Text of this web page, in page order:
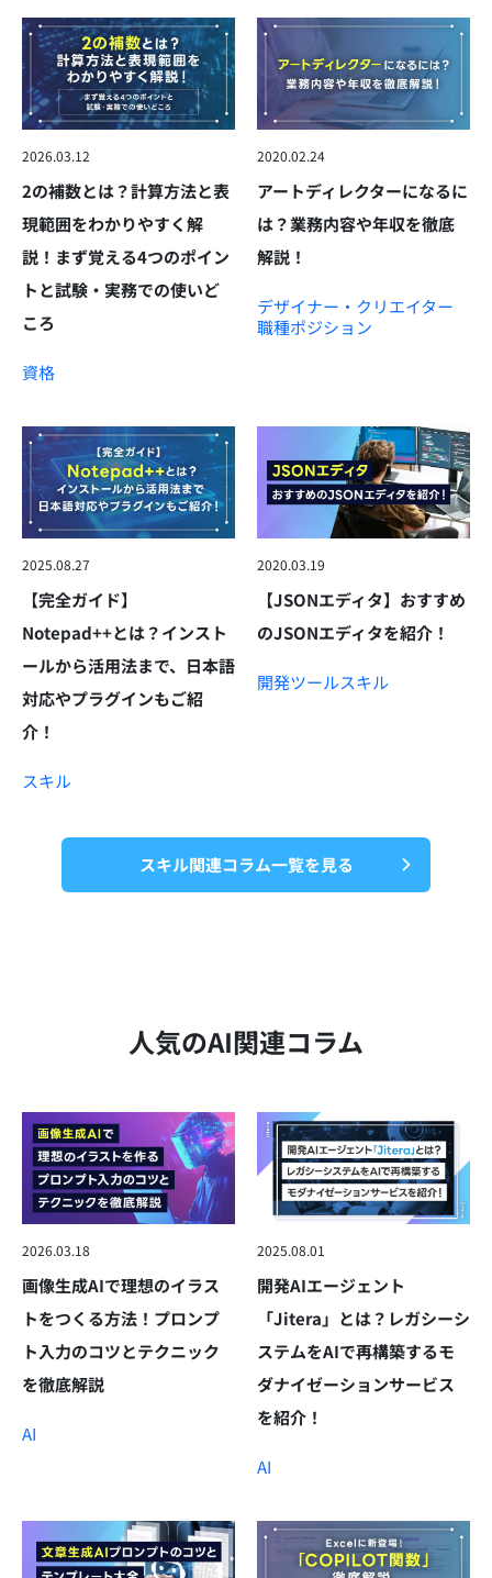
2026.03.12
2の補数とは？計算方法と表
現範囲をわかりやすく解
説！まず覚える4つのポイン
トと試験・実務での使いど
ころ
資格
2020.02.24
アートディレクターになるに
は？業務内容や年収を徹底
解説！
デザイナー・クリエイター
職種ポジション
2025.08.27
【完全ガイド】
Notepad++とは？インスト
ールから活用法まで、日本語
対応やプラグインもご紹
介！
スキル
2020.03.19
【JSONエディタ】おすすめ
のJSONエディタを紹介！
開発ツールスキル
スキル関連コラム一覧を見る
人気のAI関連コラム
2026.03.18
画像生成AIで理想のイラス
トをつくる方法！プロンプ
ト入力のコツとテクニック
を徹底解説
AI
2025.08.01
開発AIエージェント
「Jitera」とは？レガシーシ
ステムをAIで再構築するモ
ダナイゼーションサービス
を紹介！
AI